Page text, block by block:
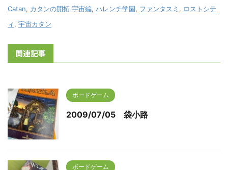
Catan, カタンの開拓 宇宙編, ハレンチ学園, ファンタスミ , ロストシテ
ィ, 宇宙カタン
関連記事
ボードゲーム
2009/07/05 袋小路
ボードゲーム